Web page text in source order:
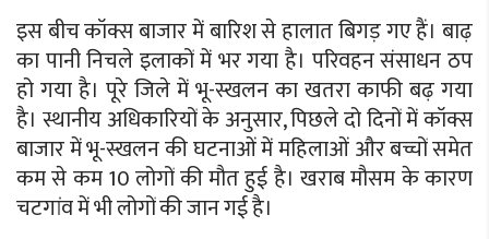
इस बीच कॉक्स बाजार में बारिश से हालात बिगड़ गए हैं। बाढ़
का पानी निचले इलाकों में भर गया है। परिवहन संसाधन ठप
हो गया है। पूरे जिले में भू-स्खलन का खतरा काफी बढ़ गया
है। स्थानीय अधिकारियों के अनुसार, पिछले दो दिनों में कॉक्स
बाजार में भू-स्खलन की घटनाओं में महिलाओं और बच्चों समेत
कम से कम 10 लोगों की मौत हुई है। खराब मौसम के कारण
चटगांव में भी लोगों की जान गई है।